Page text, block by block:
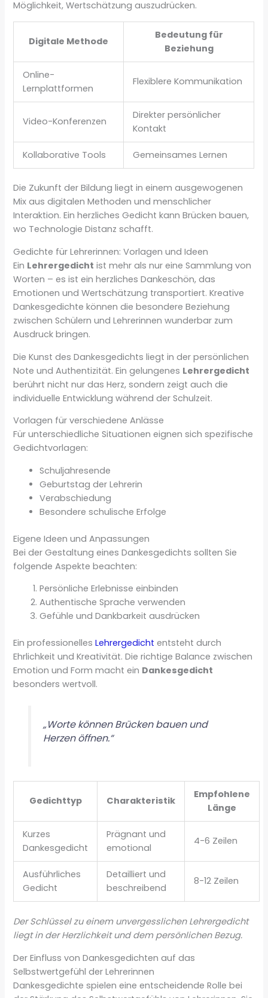
Möglichkeit, Wertschätzung auszudrücken.
Digitale Methode
Bedeutung für
Beziehung
Online-
Lernplattformen
Flexiblere Kommunikation
Video-Konferenzen
Direkter persönlicher
Kontakt
Kollaborative Tools Gemeinsames Lernen
Die Zukunft der Bildung liegt in einem ausgewogenen
Mix aus digitalen Methoden und menschlicher
Interaktion. Ein herzliches Gedicht kann Brücken bauen,
wo Technologie Distanz schafft.
Gedichte für Lehrerinnen: Vorlagen und Ideen
Ein Lehrergedicht ist mehr als nur eine Sammlung von
Worten – es ist ein herzliches Dankeschön, das
Emotionen und Wertschätzung transportiert. Kreative
Dankesgedichte können die besondere Beziehung
zwischen Schülern und Lehrerinnen wunderbar zum
Ausdruck bringen.
Die Kunst des Dankesgedichts liegt in der persönlichen
Note und Authentizität. Ein gelungenes Lehrergedicht
berührt nicht nur das Herz, sondern zeigt auch die
individuelle Entwicklung während der Schulzeit.
Vorlagen für verschiedene Anlässe
Für unterschiedliche Situationen eignen sich spezifische
Gedichtvorlagen:
Schuljahresende
Geburtstag der Lehrerin
Verabschiedung
Besondere schulische Erfolge
Eigene Ideen und Anpassungen
Bei der Gestaltung eines Dankesgedichts sollten Sie
folgende Aspekte beachten:
Persönliche Erlebnisse einbinden
Authentische Sprache verwenden
Gefühle und Dankbarkeit ausdrücken
Ein professionellesLehrergedicht entsteht durch
Ehrlichkeit und Kreativität. Die richtige Balance zwischen
Emotion und Form macht ein Dankesgedicht
besonders wertvoll.
„Worte können Brücken bauen und
Herzen öffnen.“
Gedichttyp Charakteristik
Empfohlene
Länge
Kurzes
Dankesgedicht
Prägnant und
emotional
4-6 Zeilen
Ausführliches
Gedicht
Detailliert und
beschreibend
8-12 Zeilen
Der Schlüssel zu einem unvergesslichen Lehrergedicht
liegt in der Herzlichkeit und dem persönlichen Bezug.
Der Einfluss von Dankesgedichten auf das
Selbstwertgefühl der Lehrerinnen
Dankesgedichte spielen eine entscheidende Rolle bei